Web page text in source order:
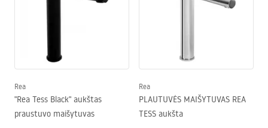
Rea
"Rea Tess Black" aukštas
praustuvo maišytuvas
Rea
PLAUTUVĖS MAIŠYTUVAS REA
TESS aukšta